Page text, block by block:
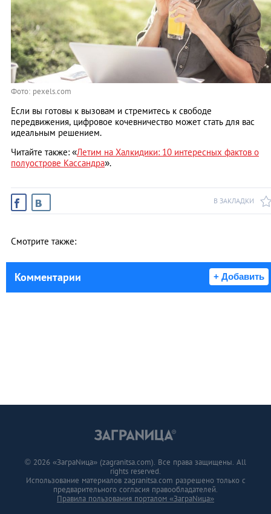
Фото: pexels.com
Если вы готовы к вызовам и стремитесь к свободе
передвижения, цифровое кочевничество может стать для вас
идеальным решением.
Читайте также: «Летим на Халкидики: 10 интересных фактов о
полуострове Кассандра».
В ЗАКЛАДКИ
Смотрите также:
Комментарии + Добавить
© 2026 «ЗаграNица» (zagranitsa.com). Все права защищены. All
rights reserved.
Использование материалов zagranitsa.com разрешено только с
предварительного согласия правообладателей.
Правила пользования порталом «ЗаграNица»